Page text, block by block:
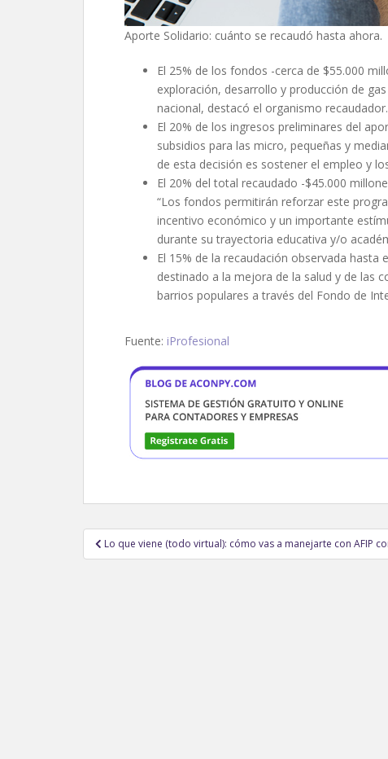
Aporte Solidario: cuánto se recaudó hasta ahora.
El 25% de los fondos -cerca de $55.000
exploración, desarrollo y producción de
nacional, destacó el organismo recaudador.
El 20% de los ingresos preliminares del
subsidios para las micro, pequeñas y
de esta decisión es sostener el empleo y
El 20% del total recaudado -$45.000
“Los fondos permitirán reforzar este
incentivo económico y un importante
durante su trayectoria educativa y/o
El 15% de la recaudación observada
destinado a la mejora de la salud y de las
barrios populares a través del Fondo de
Fuente: iProfesional
Navegación
de
Lo que viene (todo virtual): cómo vas a manejarte con AFIP